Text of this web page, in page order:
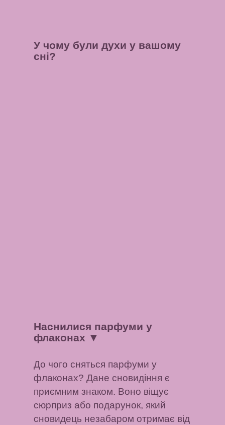
У чому були духи у вашому
сні?
Наснилися парфуми у
флаконах ▼
До чого сняться парфуми у
флаконах? Дане сновидіння є
приємним знаком. Воно віщує
сюрприз або подарунок, який
сновидець незабаром отримає від